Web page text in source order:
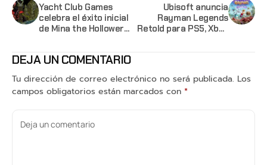
Yacht Club Games
celebra el éxito inicial
de Mina the Hollower
Ubisoft anuncia
Rayman Legends
Retold para PS5, Xbox
DEJA UN COMENTARIO
Tu dirección de correo electrónico no será publicada. Los
campos obligatorios están marcados con *